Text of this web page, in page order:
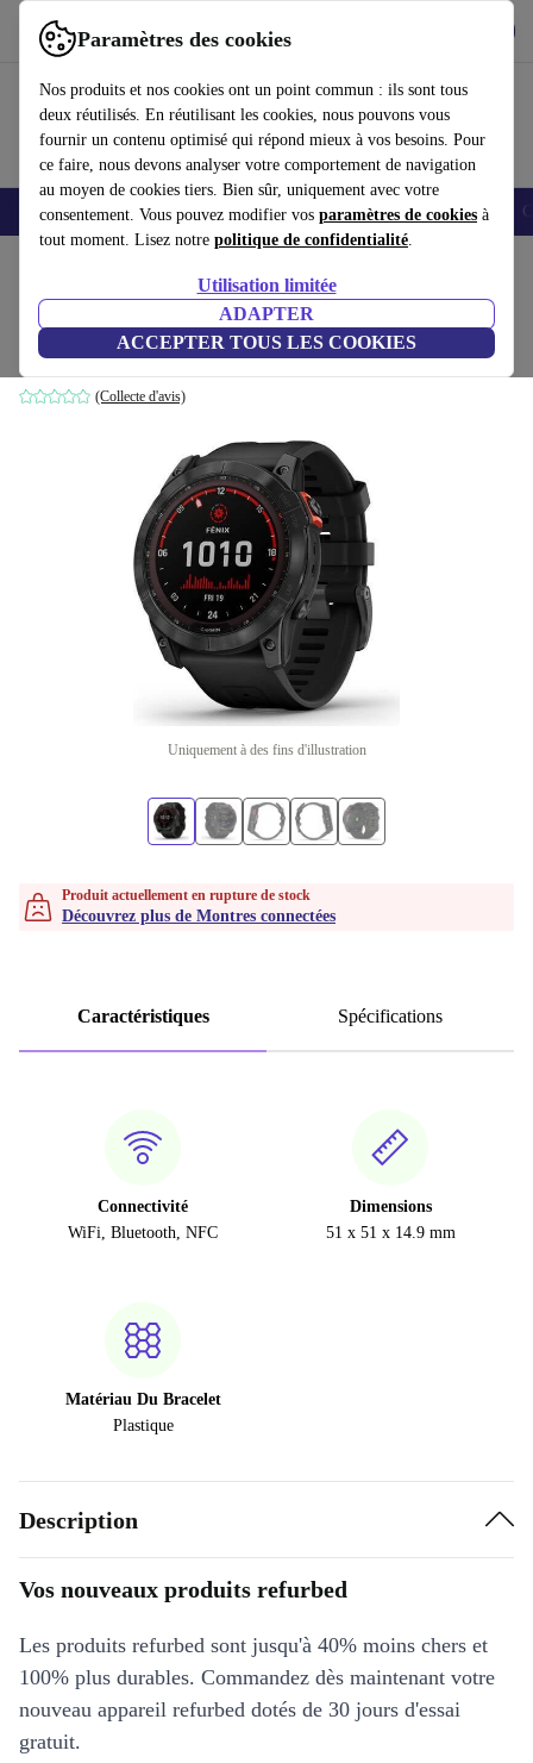
Paramètres des cookies
Nos produits et nos cookies ont un point commun : ils sont tous
deux réutilisés. En réutilisant les cookies, nous pouvons vous
fournir un contenu optimisé qui répond mieux à vos besoins. Pour
ce faire, nous devons analyser votre comportement de navigation
au moyen de cookies tiers. Bien sûr, uniquement avec votre
consentement. Vous pouvez modifier vos paramètres de cookies à
tout moment. Lisez notre politique de confidentialité.
Utilisation limitée
ADAPTER
ACCEPTER TOUS LES COOKIES
Utilisez refurbed rapidement et facilement
Smartphones Laptops Tablettes Montres connectées Accessoires
Garmin Fenix 7X Solar (2022)
noir | noir
(Collecte d'avis)
Uniquement à des fins d'illustration
Produit actuellement en rupture de stock
Découvrez plus de Montres connectées
Caractéristiques Spécifications
Connectivité
WiFi, Bluetooth, NFC
Dimensions
51 x 51 x 14.9 mm
Matériau Du Bracelet
Plastique
Description
Vos nouveaux produits refurbed
Les produits refurbed sont jusqu'à 40% moins chers et
100% plus durables. Commandez dès maintenant votre
nouveau appareil refurbed dotés de 30 jours d'essai
gratuit.